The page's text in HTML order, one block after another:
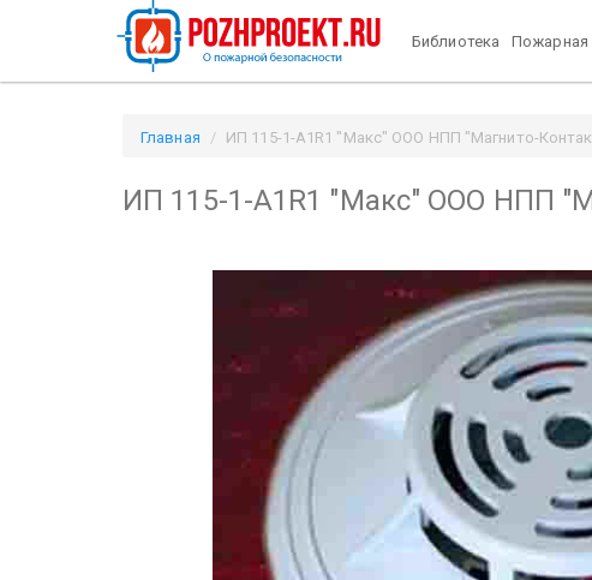
Библиотека Пожарная
Главная ИП 115-1-А1R1 "Макс" ООО НПП "Магнито-
ИП 115-1-А1R1 "Макс" ООО НПП